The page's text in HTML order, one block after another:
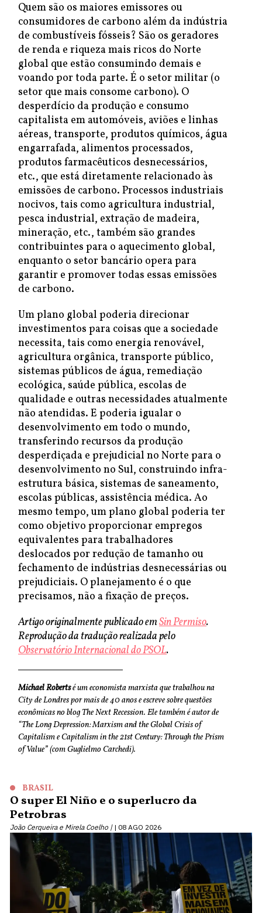
Quem são os maiores emissores ou
consumidores de carbono além da indústria
de combustíveis fósseis? São os geradores
de renda e riqueza mais ricos do Norte
global que estão consumindo demais e
voando por toda parte. É o setor militar (o
setor que mais consome carbono). O
desperdício da produção e consumo
capitalista em automóveis, aviões e linhas
aéreas, transporte, produtos químicos, água
engarrafada, alimentos processados,
produtos farmacêuticos desnecessários,
etc., que está diretamente relacionado às
emissões de carbono. Processos industriais
nocivos, tais como agricultura industrial,
pesca industrial, extração de madeira,
mineração, etc., também são grandes
contribuintes para o aquecimento global,
enquanto o setor bancário opera para
garantir e promover todas essas emissões
de carbono.
Um plano global poderia direcionar
investimentos para coisas que a sociedade
necessita, tais como energia renovável,
agricultura orgânica, transporte público,
sistemas públicos de água, remediação
ecológica, saúde pública, escolas de
qualidade e outras necessidades atualmente
não atendidas. E poderia igualar o
desenvolvimento em todo o mundo,
transferindo recursos da produção
desperdiçada e prejudicial no Norte para o
desenvolvimento no Sul, construindo infra-
estrutura básica, sistemas de saneamento,
escolas públicas, assistência médica. Ao
mesmo tempo, um plano global poderia ter
como objetivo proporcionar empregos
equivalentes para trabalhadores
deslocados por redução de tamanho ou
fechamento de indústrias desnecessárias ou
prejudiciais. O planejamento é o que
precisamos, não a fixação de preços.
Artigo originalmente publicado emSin Permiso.
Reprodução da tradução realizada pelo
Observatório Internacional do PSOL.
Michael Robertsé um economista marxista que trabalhou na
City de Londres por mais de 40 anos e escreve sobre questões
econômicas no blog The Next Recession. Ele também é autor de
“The Long Depression: Marxism and the Global Crisis of
Capitalism e Capitalism in the 21st Century: Through the Prism
of Value” (com Guglielmo Carchedi).
BRASIL
O super El Niño e o superlucro da
Petrobras
João Cerqueira e Mirela Coelho | 08 AGO 2026